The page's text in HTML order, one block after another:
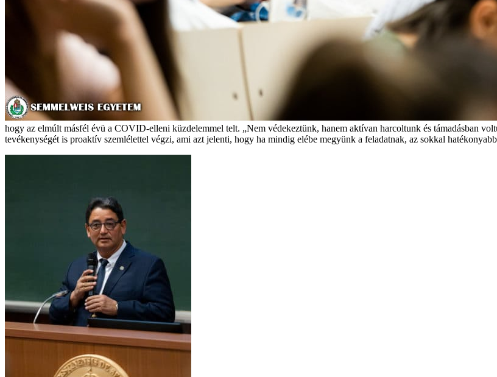
hogy az elmúlt másfél évü a COVID-elleni küzdelemmel telt. „Nem védekeztünk, hanem aktívan harcoltunk és támadásban
tevékenységét is proaktív szemlélettel végzi, ami azt jelenti, hogy ha mindig elébe megyünk a feladatnak, az sokkal